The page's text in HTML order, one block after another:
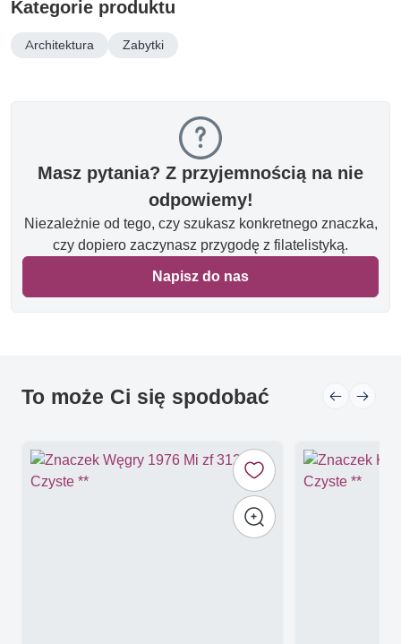
Kategorie produktu
Architektura Zabytki
Masz pytania? Z przyjemnością na nie
odpowiemy!
Niezależnie od tego, czy szukasz konkretnego znaczka,
czy dopiero zaczynasz przygodę z filatelistyką.
Napisz do nas
To może Ci się spodobać